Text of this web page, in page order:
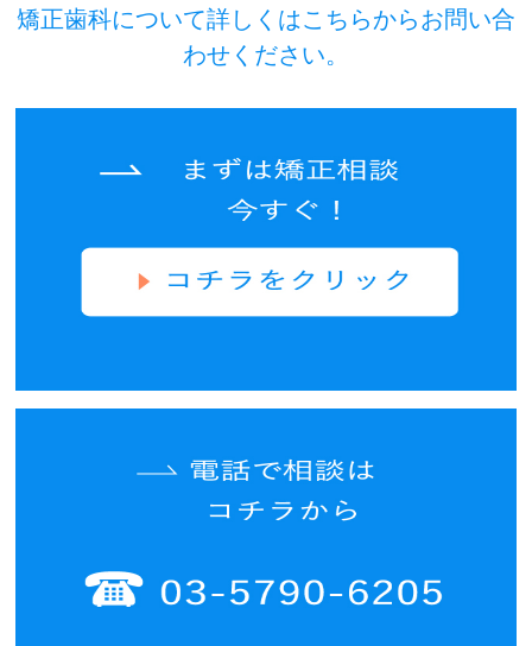
矯正歯科について詳しくはこちらからお問い合
わせください。